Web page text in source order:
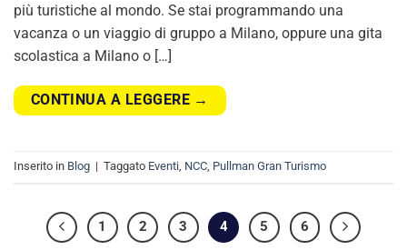
più turistiche al mondo. Se stai programmando una
vacanza o un viaggio di gruppo a Milano, oppure una gita
scolastica a Milano o […]
CONTINUA A LEGGERE →
Inserito in Blog | Taggato Eventi, NCC, Pullman Gran Turismo
1 2 3 4 5 6